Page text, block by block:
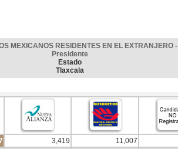
MEXICANOS RESIDENTES EN EL EXTRANJERO -
Presidente
Estado
Tlaxcala
3,419 11,007